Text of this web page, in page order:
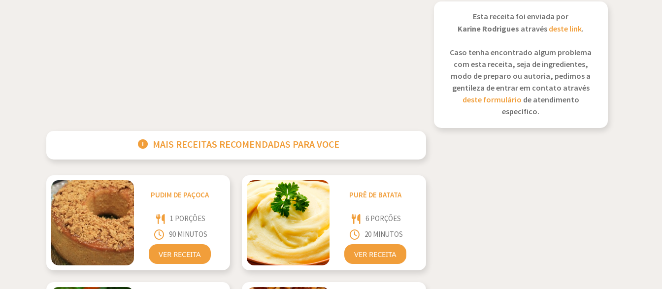
MAIS RECEITAS RECOMENDADAS PARA VOCE
PUDIM DE PAÇOCA
1 PORÇÕES
90 MINUTOS
VER RECEITA
PURÊ DE BATATA
6 PORÇÕES
20 MINUTOS
VER RECEITA
Esta receita foi enviada por
Karine Rodrigues atravésdeste link.
Caso tenha encontrado algum problema
com esta receita, seja de ingredientes,
modo de preparo ou autoria, pedimos a
gentileza de entrar em contato através
deste formulário de atendimento
específico.